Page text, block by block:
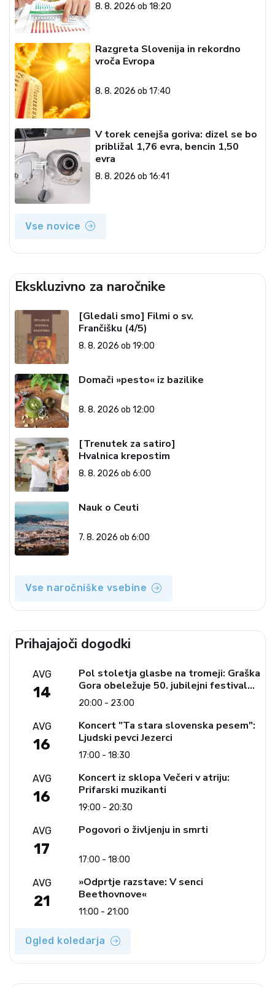
8. 8. 2026 ob 18:20
Razgreta Slovenija in rekordno
vroča Evropa
8. 8. 2026 ob 17:40
V torek cenejša goriva: dizel se bo
približal 1,76 evra, bencin 1,50
evra
8. 8. 2026 ob 16:41
Vse novice
Ekskluzivno za naročnike
[Gledali smo] Filmi o sv.
Frančišku (4/5)
8. 8. 2026 ob 19:00
Domači »pesto« iz bazilike
8. 8. 2026 ob 12:00
[Trenutek za satiro]
Hvalnica krepostim
8. 8. 2026 ob 6:00
Nauk o Ceuti
7. 8. 2026 ob 6:00
Vse naročniške vsebine
Prihajajoči dogodki
AVG
14
Pol stoletja glasbe na tromeji: Graška
Gora obeležuje 50. jubilejni festival
narodno-zabavne glasbe
20:00 - 23:00
AVG
16
Koncert "Ta stara slovenska pesem":
Ljudski pevci Jezerci
17:00 - 18:30
AVG
16
Koncert iz sklopa Večeri v atriju:
Prifarski muzikanti
19:00 - 20:30
AVG
17
Pogovori o življenju in smrti
17:00 - 18:00
AVG
21
»Odprtje razstave: V senci
Beethovnove«
11:00 - 21:00
Ogled koledarja